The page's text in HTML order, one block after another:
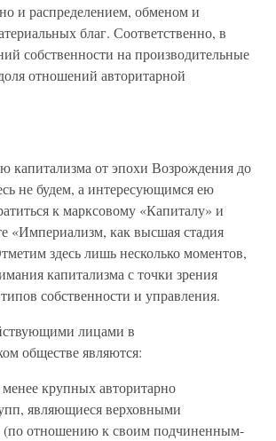
и распределением, обменом и
благ. Соответственно, в
собственности на производительные
отношений авторитарной
капитализма от эпохи Возрождения до
не будем, а интересующимся ею
к марксовому «Капиталу» и
«Империализм, как высшая стадия
здесь лишь несколько моментов,
капитализма с точки зрения
собственности и управления.
лицами в
обществе являются:
крупных авторитарно
являющиеся верховными
(по отношению к своим подчиненным-